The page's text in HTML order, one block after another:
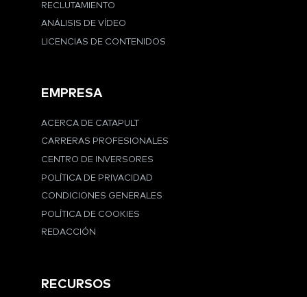
RECLUTAMIENTO
ANÁLISIS DE VÍDEO
LICENCIAS DE CONTENIDOS
EMPRESA
ACERCA DE CATAPULT
CARRERAS PROFESIONALES
CENTRO DE INVERSORES
POLÍTICA DE PRIVACIDAD
CONDICIONES GENERALES
POLÍTICA DE COOKIES
REDACCIÓN
RECURSOS